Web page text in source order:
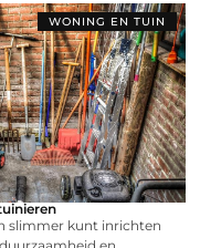
WONING EN TUIN
slimmer kunt inrichten